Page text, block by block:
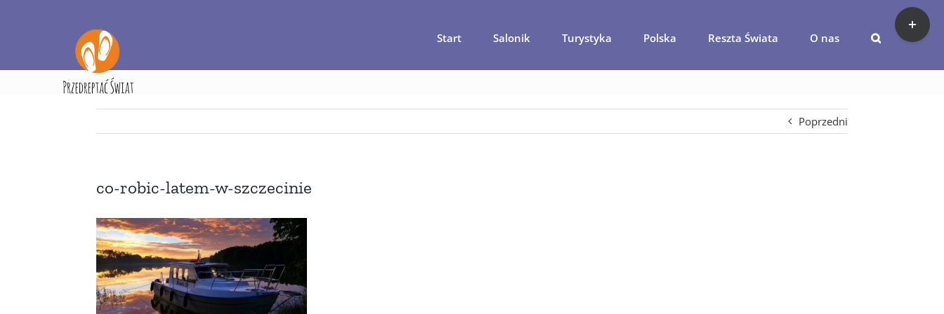
Start Salonik Turystyka Polska Reszta Świata O nas
Rzut oka na Szczecin – prywatny rejs wzdłuż Wałów Chrobrego 1 h
Poprzedni
co-robic-latem-w-szczecinie
Toggle
Sliding
Bar